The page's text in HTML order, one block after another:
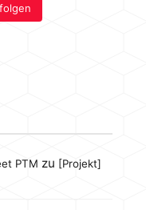
PTM zu [Projekt]